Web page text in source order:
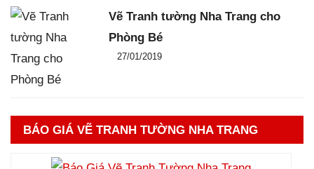
Vẽ Tranh tường Nha Trang cho
Phòng Bé
Đăng ngày
27/01/2019
BÁO GIÁ VẼ TRANH TƯỜNG NHA TRANG